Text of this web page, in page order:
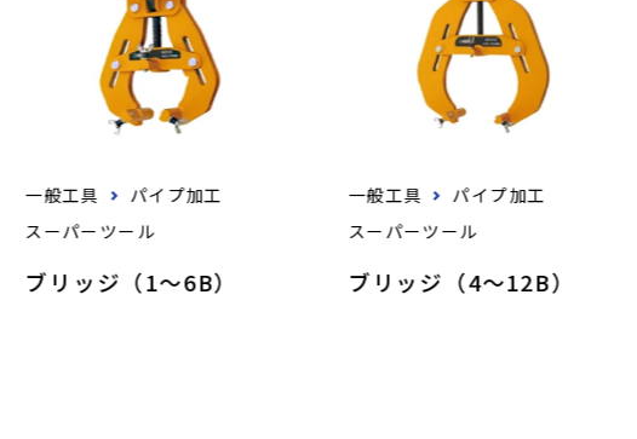
一般工具
パイプ加工
スーパーツール
ブリッジ（1～6B）
一般工具
パイプ加工
スーパーツール
ブリッジ（4～12B）